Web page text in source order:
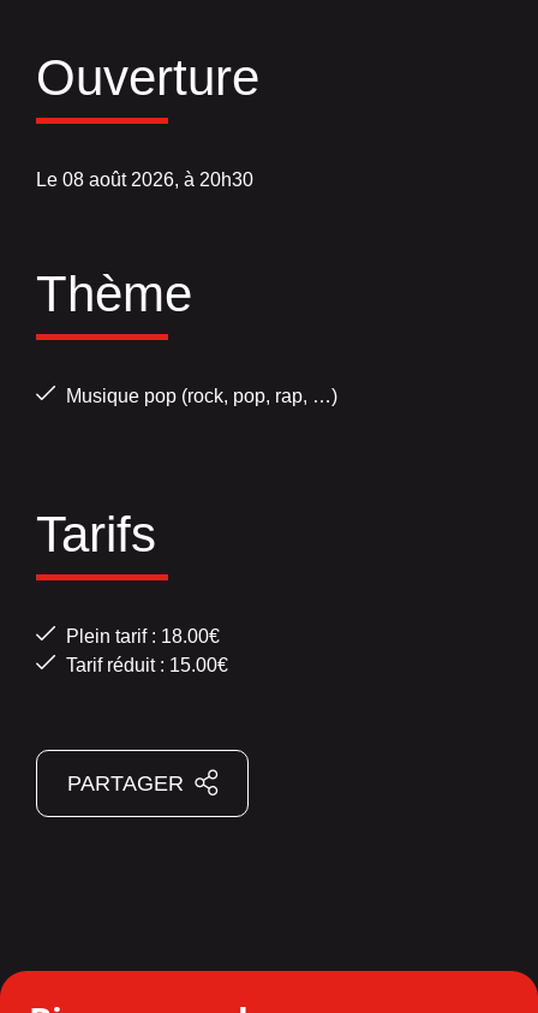
Ouverture
Le 08 août 2026, à 20h30
Thème
Musique pop (rock, pop, rap, …)
Tarifs
Plein tarif : 18.00€
Tarif réduit : 15.00€
PARTAGER